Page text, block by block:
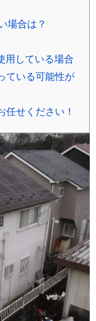
場合は？
用している場合
ている可能性が
せください！